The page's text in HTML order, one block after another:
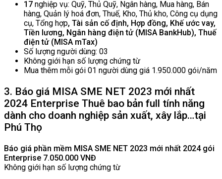
17 nghiệp vụ: Quỹ, Thủ Quỹ, Ngân hàng, Mua hàng, Bán
hàng, Quản lý hoá đơn, Thuế, Kho, Thủ kho, Công cụ dụng
cụ, Tổng hợp, Tài sản cố định, Hợp đồng, Khế ước vay,
Tiền lương, Ngân hàng điện tử (MISA BankHub), Thuế
điện tử (MISA mTax)
Số lượng người dùng: 03
Không giới hạn số lượng chứng từ
Mua thêm mỗi gói 01 người dùng giá 1.950.000 gói/năm
3. Báo giá MISA SME NET 2023 mới nhất
2024 Enterprise Thuê bao bản full tính năng
dành cho doanh nghiệp sản xuất, xây lắp…tại
Phú Thọ
Báo giá phần mềm MISA SME NET 2023 mới nhất 2024 gói
Enterprise 7.050.000 VNĐ
Không giới hạn số lượng chứng từ